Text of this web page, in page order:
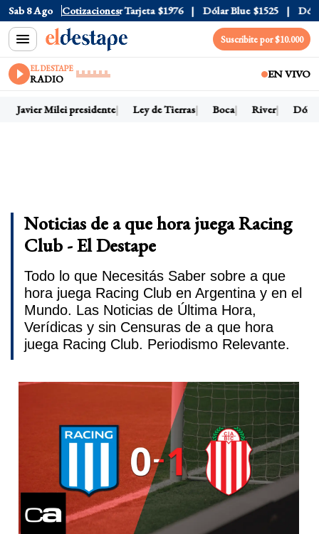
Sab 8 Ago Cotizaciones
$1520 Dólar Tarjeta $1976 Dólar Blue $1525 Dólar
Suscribite por $10.000
EL DESTAPE
RADIO EN VIVO
Javier Milei presidente Ley de Tierras Boca River Dólar
Noticias de a que hora juega Racing
Club - El Destape
Todo lo que Necesitás Saber sobre a que
hora juega Racing Club en Argentina y en el
Mundo. Las Noticias de Última Hora,
Verídicas y sin Censuras de a que hora
juega Racing Club. Periodismo Relevante.